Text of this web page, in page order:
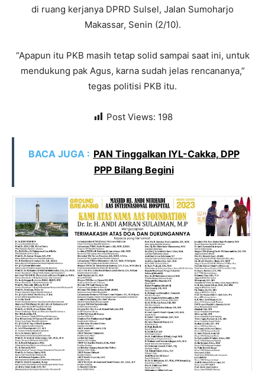
di ruang kerjanya DPRD Sulsel, Jalan Sumoharjo
Makassar, Senin (2/10).
“Apapun itu PKB masih tetap solid sampai saat ini, untuk
mendukung pak Agus, karna sudah jelas rencananya,”
tegas politisi PKB itu.
Post Views: 198
BACA JUGA : PAN Tinggalkan IYL-Cakka, DPP
PPP Bilang Begini